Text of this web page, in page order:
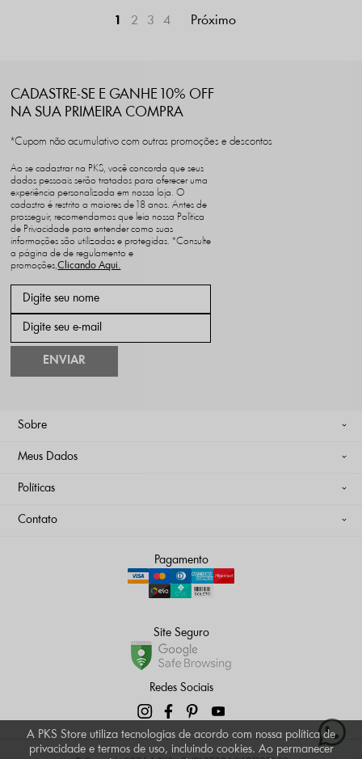
1 2 3 4
CADASTRE-SE E GANHE 10% OFF
NA SUA PRIMEIRA COMPRA
*Cupom não acumulativo com outras promoções e descontos
ENVIAR
Ao se cadastrar na PKS, você concorda que seus
dados pessoais serão tratados para oferecer uma
experiência personalizada em nossa loja. O
cadastro é restrito a maiores de 18 anos. Antes de
prosseguir, recomendamos que leia nossa Política
de Privacidade para entender como suas
informações são utilizadas e protegidas. *Consulte
a página de de regulamento e
promoções,
Sobre
Meus Dados
Políticas
Contato
Pagamento
Site Seguro
Redes Sociais
A PKS Store utiliza tecnologias de acordo com nossa política de
privacidade e termos de uso, incluindo cookies. Ao permanecer